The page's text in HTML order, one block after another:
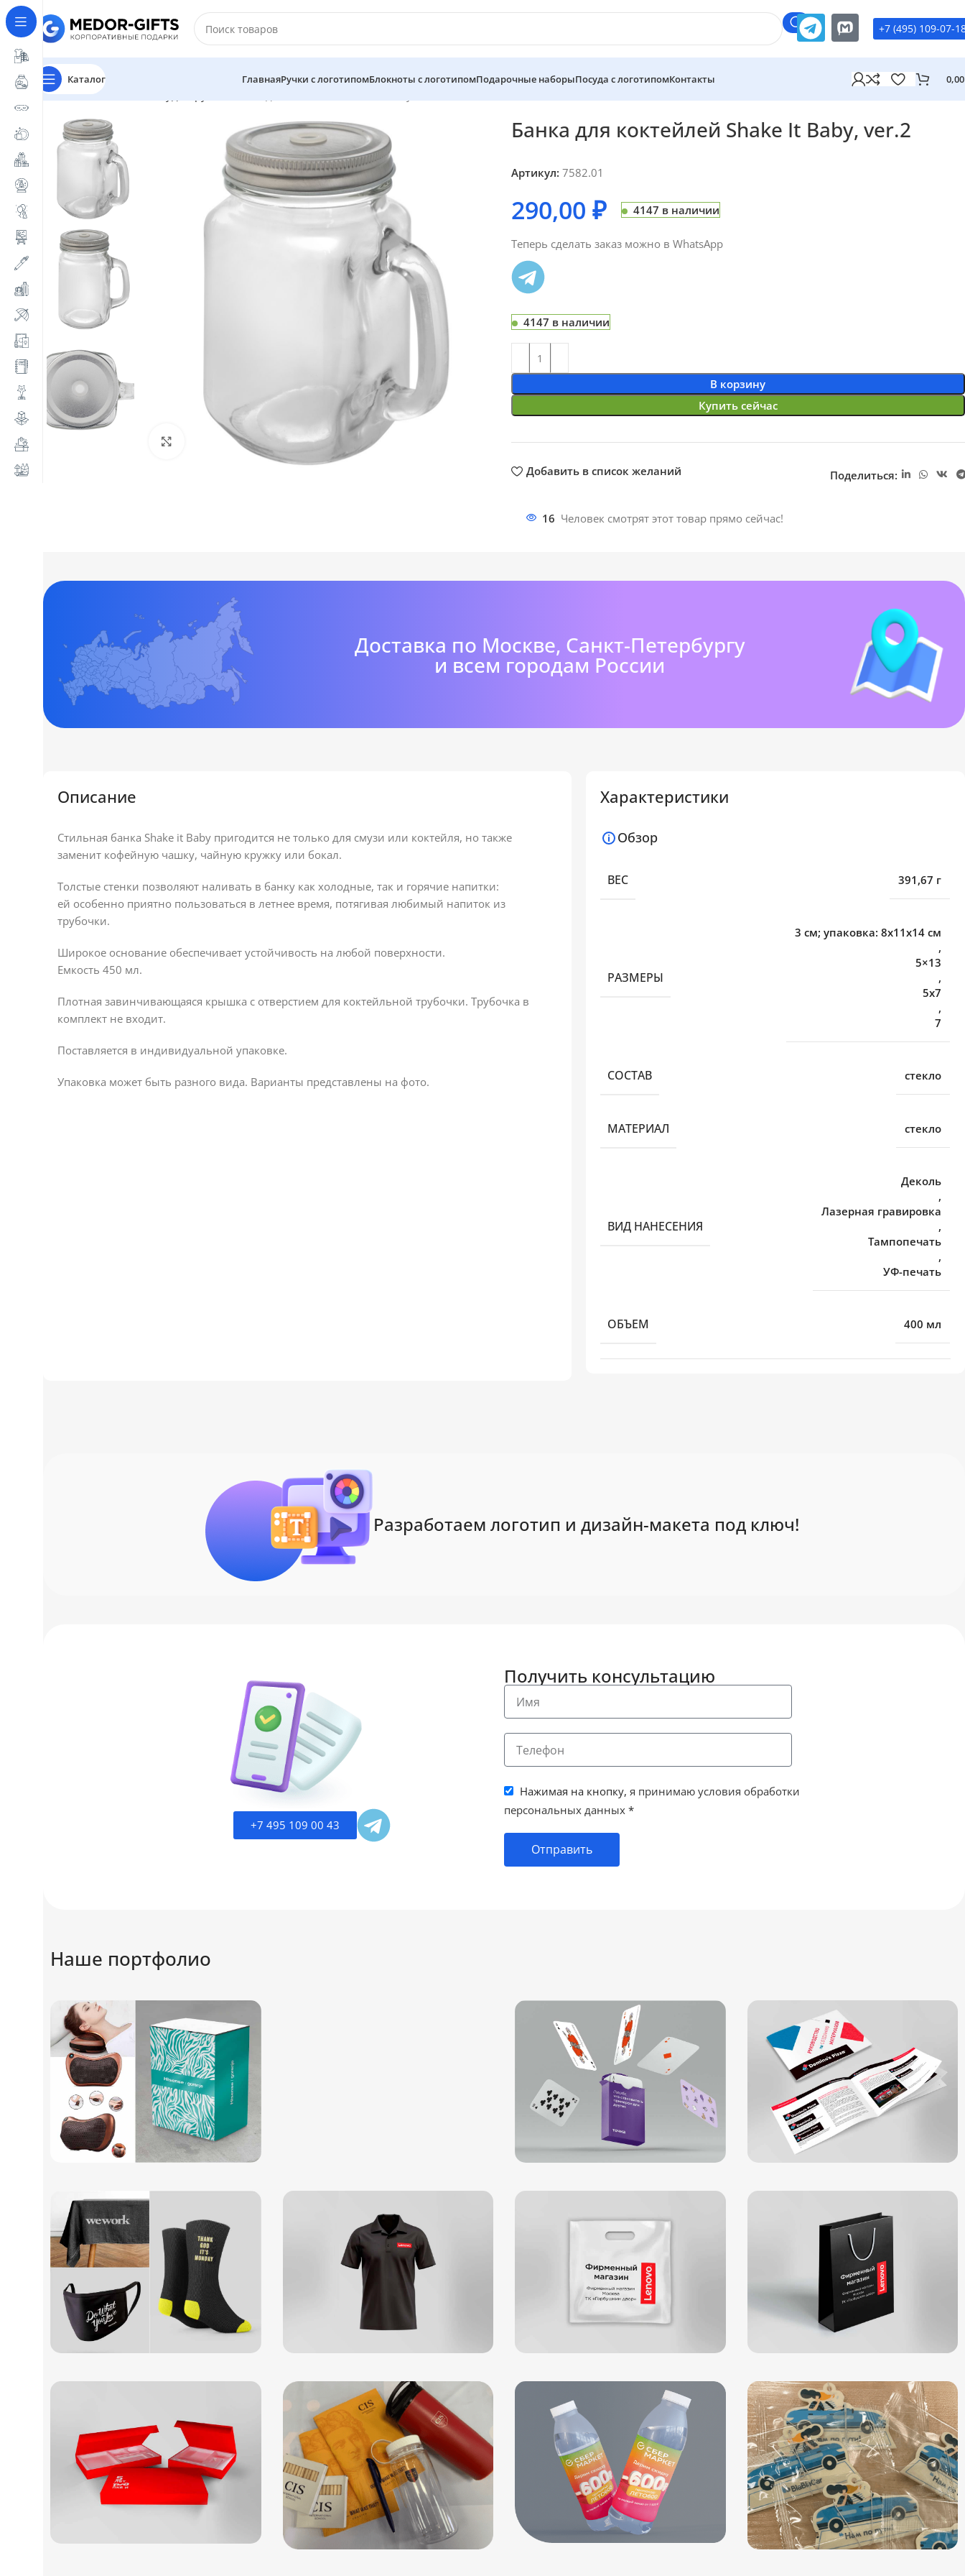
+7 (495) 109-07-
Каталог ГлавнаяРучки с логотипомБлокноты с логотипомПодарочные наборыПосуда с логотипомКонтакты
Главная Магазин
Нажмите, чтобы увеличить
Банка для коктейлей Shake It Baby, ver.2
Артикул: 7582.01
290,00 ₽ 4147 в наличии
Теперь сделать заказ можно в WhatsApp
4147 в наличии
В корзину
Купить сейчас
Добавить в список желаний Поделиться:
16 Человек смотрят этот товар прямо сейчас!
Доставка по Москве, Санкт-Петербургу
и всем городам России
Описание
Стильная банка Shake it Baby пригодится не только для смузи или коктейля, но также
заменит кофейную чашку, чайную кружку или бокал.
Толстые стенки позволяют наливать в банку как холодные, так и горячие напитки:
ей особенно приятно пользоваться в летнее время, потягивая любимый напиток из
трубочки.
Широкое основание обеспечивает устойчивость на любой поверхности.
Емкость 450 мл.
Плотная завинчивающаяся крышка с отверстием для коктейльной трубочки. Трубочка в
комплект не входит.
Поставляется в индивидуальной упаковке.
Упаковка может быть разного вида. Варианты представлены на фото.
Характеристики
Обзор
ВЕС 391,67 г
РАЗМЕРЫ
3 см; упаковка: 8x11x14 см
,
5×13
,
5х7
,
7
СОСТАВ стекло
МАТЕРИАЛ стекло
ВИД НАНЕСЕНИЯ
Деколь
,
Лазерная гравировка
,
Тампопечать
,
УФ-печать
ОБЪЕМ 400 мл
Разработаем логотип и дизайн-макета под ключ!
+7 495 109 00 43
Получить консультацию
Нажимая на кнопку, я принимаю условия обработки
персональных данных *
Отправить
Наше портфолио